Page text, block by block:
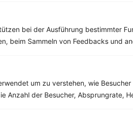
bei der Ausführung bestimmter
beim Sammeln von Feedbacks und
um zu verstehen, wie
Anzahl der Besucher, Absprungrate,
Kohlehydrate: